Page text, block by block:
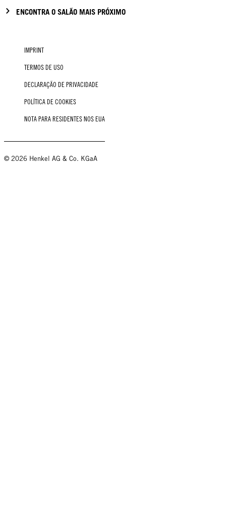
ENCONTRA O SALÃO MAIS PRÓXIMO
IMPRINT
TERMOS DE USO
DECLARAÇÃO DE PRIVACIDADE
POLÍTICA DE COOKIES
NOTA PARA RESIDENTES NOS EUA
© 2026 Henkel AG & Co. KGaA